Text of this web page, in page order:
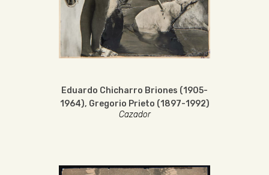
Eduardo Chicharro Briones (1905-
1964), Gregorio Prieto (1897-1992)
Cazador